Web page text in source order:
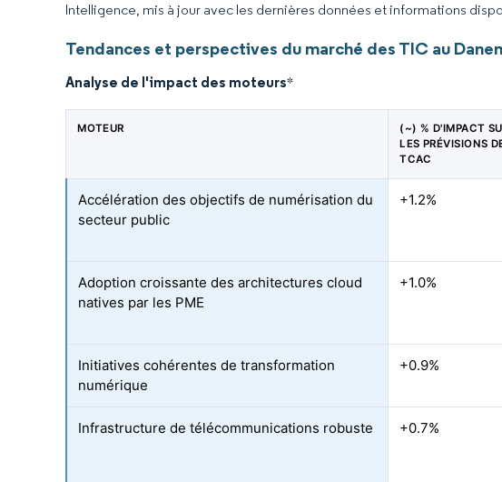
Intelligence, mis à jour avec les dernières données et informations
Tendances et perspectives du marché des TIC au
Analyse de l'impact des moteurs*
MOTEUR
(~) % D'IMPACT
LES PRÉVISIONS
TCAC
Accélération des objectifs de numérisation du
secteur public
+1.2%
Adoption croissante des architectures cloud
natives par les PME
+1.0%
Initiatives cohérentes de transformation
numérique
+0.9%
Infrastructure de télécommunications robuste +0.7%